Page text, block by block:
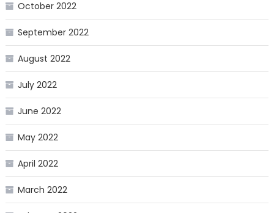
October 2022
September 2022
August 2022
July 2022
June 2022
May 2022
April 2022
March 2022